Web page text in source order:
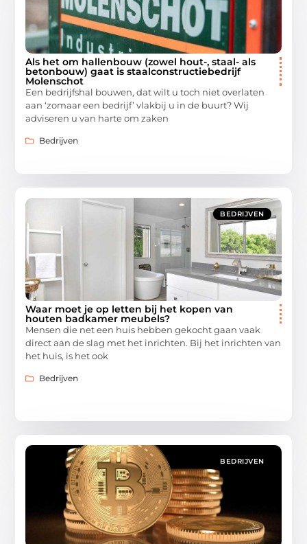
Als het om hallenbouw (zowel hout-, staal- als
betonbouw) gaat is staalconstructiebedrijf
Molenschot
Een bedrijfshal bouwen, dat wilt u toch niet overlaten
aan ‘zomaar een bedrijf’ vlakbij u in de buurt? Wij
adviseren u van harte om zaken
Bedrijven
BEDRIJVEN
Waar moet je op letten bij het kopen van
houten badkamer meubels?
Mensen die net een huis hebben gekocht gaan vaak
direct aan de slag met het inrichten. Bij het inrichten van
het huis, is het ook
Bedrijven
BEDRIJVEN